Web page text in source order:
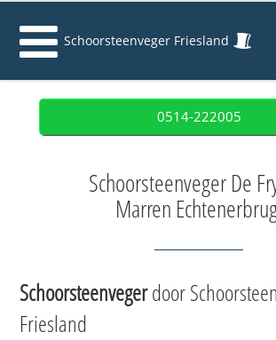
Schoorsteenveger Friesland
0514-222005
Schoorsteenveger De
Marren
Schoorsteenvegerdoor
Friesland